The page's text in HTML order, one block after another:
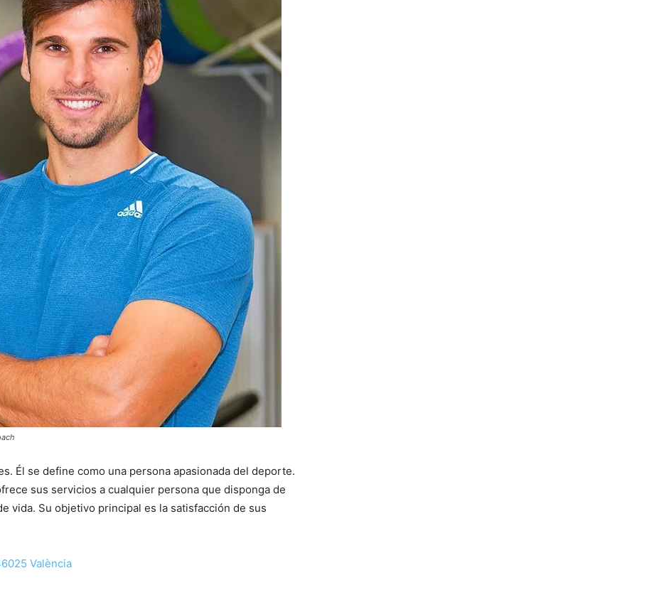
Él se define como una persona apasionada del deporte.
sus servicios a cualquier persona que disponga de
vida. Su objetivo principal es la satisfacción de sus
València